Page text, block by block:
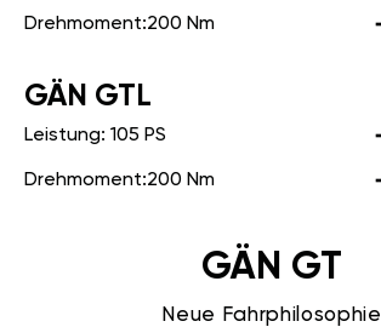
Drehmoment:200 Nm
GÄN GTL
Leistung: 105 PS
Drehmoment:200 Nm
GÄN GT
Neue Fahrphilosophie